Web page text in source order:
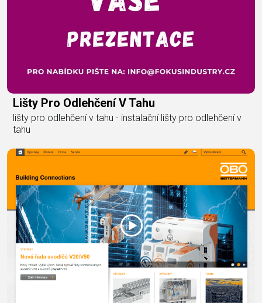
Lišty Pro Odlehčení V Tahu
lišty pro odlehčení v tahu - instalační lišty pro odlehčení v
tahu